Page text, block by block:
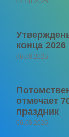
конца 2026
06.08.2026
отмечает
праздник
06.08.2026